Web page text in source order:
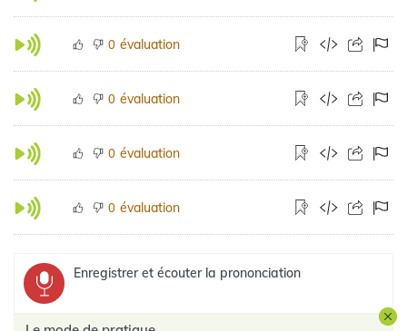
0 évaluation
0 évaluation
0 évaluation
0 évaluation
Enregistrer et écouter la prononciation